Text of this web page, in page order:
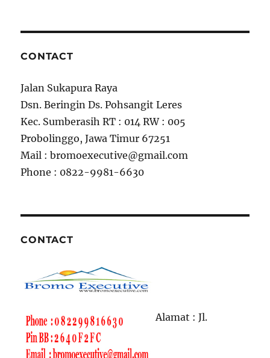
CONTACT
Jalan Sukapura Raya
Dsn. Beringin Ds. Pohsangit Leres
Kec. Sumberasih RT : 014 RW : 005
Probolinggo, Jawa Timur 67251
Mail : bromoexecutive@gmail.com
Phone : 0822-9981-6630
CONTACT
Alamat : Jl.